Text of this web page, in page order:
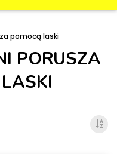
pomocą laski
PORUSZA